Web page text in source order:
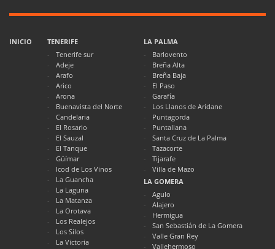
INICIO
TENERIFE
Tenerife sur
Adeje
Arafo
Arico
Arona
Buenavista del Norte
Candelaria
El Rosario
El Sauzal
El Tanque
Güímar
Icod de Los Vinos
La Guancha
La Laguna
La Matanza
La Orotava
Los Realejos
Los Silos
La Victoria
LA PALMA
Barlovento
Breña Alta
Breña Baja
El Paso
Garafía
Los Llanos de Aridane
Puntagorda
Puntallana
Santa Cruz de La Palma
Tazacorte
Tijarafe
Villa de Mazo
LA GOMERA
Agulo
Alajero
Hermigua
San Sebastián de La Gomera
Valle Gran Rey
Vallehermoso